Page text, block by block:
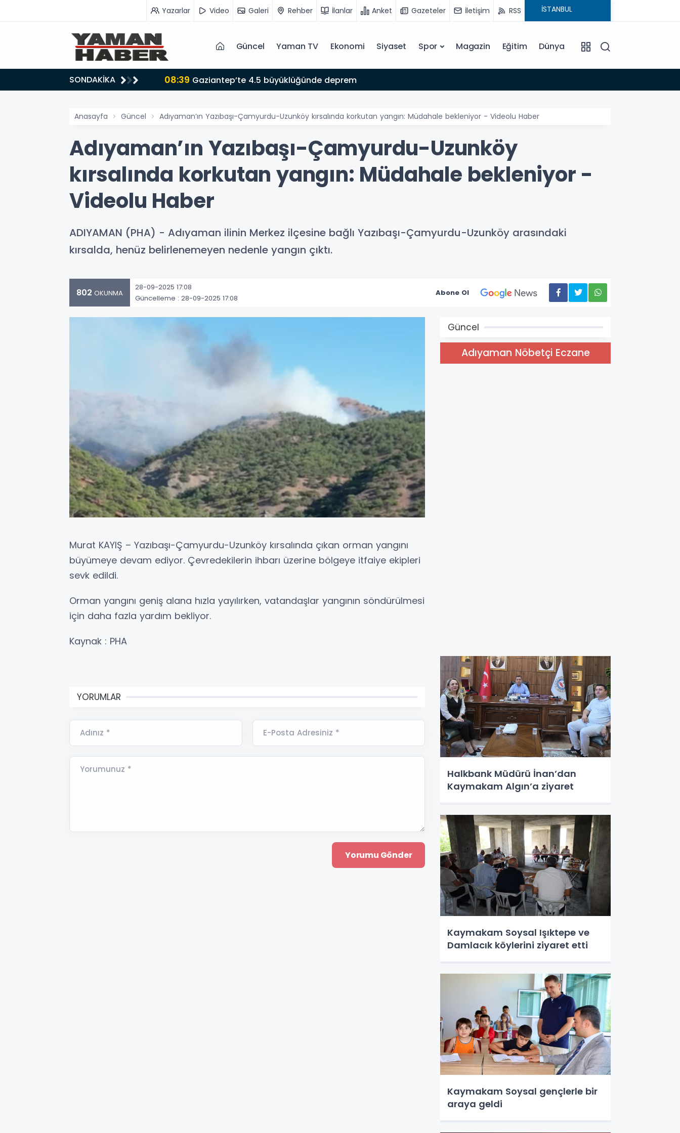
Yazarlar Video Galeri Rehber İlanlar Anket Gazeteler İletişim RSS
Güncel Yaman TV Ekonomi Siyaset Spor Magazin Eğitim Dünya
SONDAKİKA 08:39 Gaziantep’te 4.5 büyüklüğünde deprem
Anasayfa Güncel Adıyaman’ın Yazıbaşı-Çamyurdu-Uzunköy kırsalında korkutan yangın: Müdahale bekleniyor - Videolu Haber
Adıyaman’ın Yazıbaşı-Çamyurdu-Uzunköy
kırsalında korkutan yangın: Müdahale bekleniyor -
Videolu Haber
ADIYAMAN (PHA) - Adıyaman ilinin Merkez ilçesine bağlı Yazıbaşı-Çamyurdu-Uzunköy arasındaki
kırsalda, henüz belirlenemeyen nedenle yangın çıktı.
802 OKUNMA
28-09-2025 17:08
Güncelleme : 28-09-2025 17:08
Abone Ol
Murat KAYIŞ – Yazıbaşı-Çamyurdu-Uzunköy kırsalında çıkan orman yangını
büyümeye devam ediyor. Çevredekilerin ihbarı üzerine bölgeye itfaiye ekipleri
sevk edildi.
Orman yangını geniş alana hızla yayılırken, vatandaşlar yangının söndürülmesi
için daha fazla yardım bekliyor.
Kaynak : PHA
YORUMLAR
Adınız * E-Posta Adresiniz *
Yorumunuz *
Güncel
Adıyaman Nöbetçi Eczane
Halkbank Müdürü İnan’dan
Kaymakam Algın’a ziyaret
Kaymakam Soysal Işıktepe ve
Damlacık köylerini ziyaret etti
Kaymakam Soysal gençlerle bir
araya geldi